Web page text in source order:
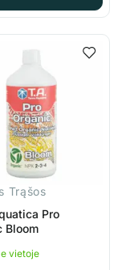
Trąšos
Pro
Bloom
vietoje